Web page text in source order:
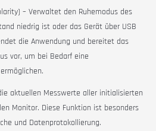
– Verwaltet den Ruhemodus des
niedrig ist oder das Gerät über USB
die Anwendung und bereitet das
vor, um bei Bedarf eine
aktuellen Messwerte aller initialisierten
Monitor. Diese Funktion ist besonders
und Datenprotokollierung.